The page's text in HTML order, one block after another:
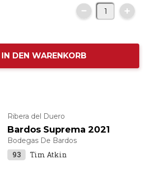
IN DEN WARENKORB
Ribera del Duero
Bardos Suprema 2021
Bodegas De Bardos
93 Tim Atkin